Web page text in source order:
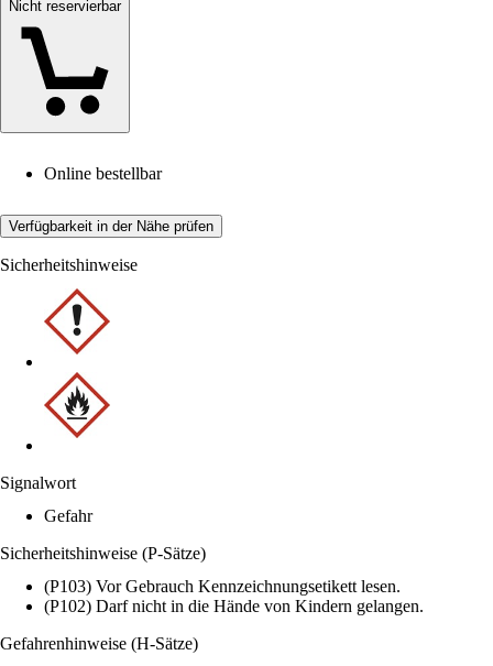
Nicht reservierbar
Online bestellbar
Verfügbarkeit in der Nähe prüfen
Sicherheitshinweise
Signalwort
Gefahr
Sicherheitshinweise (P-Sätze)
(P103) Vor Gebrauch Kennzeichnungsetikett lesen.
(P102) Darf nicht in die Hände von Kindern gelangen.
Gefahrenhinweise (H-Sätze)